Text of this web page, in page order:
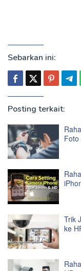
Sebarkan ini:
Posting terkait:
Foto
Trik
ke